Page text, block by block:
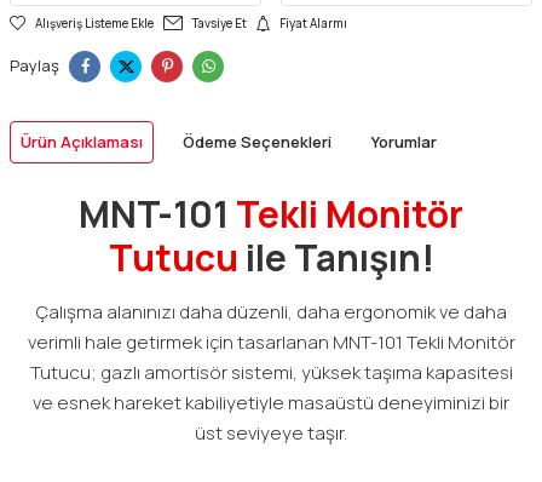
Alışveriş Listeme Ekle Tavsiye Et Fiyat Alarmı
Paylaş
Ürün Açıklaması Ödeme Seçenekleri Yorumlar
MNT-101 Tekli Monitör
Tutucu ile Tanışın!
Çalışma alanınızı daha düzenli, daha ergonomik ve daha
verimli hale getirmek için tasarlanan MNT-101 Tekli Monitör
Tutucu; gazlı amortisör sistemi, yüksek taşıma kapasitesi
ve esnek hareket kabiliyetiyle masaüstü deneyiminizi bir
üst seviyeye taşır.